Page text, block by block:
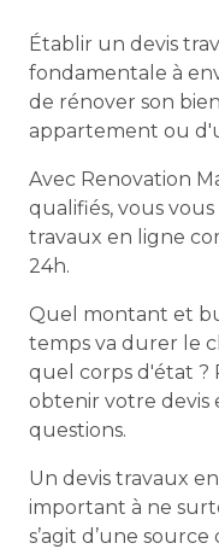
Établir un devis
fondamentale à
de rénover son
appartement ou
Avec Renovation
qualifiés, vous
travaux en ligne
24h.
Quel montant et
temps va durer le
quel corps d'état ?
obtenir votre devis
questions.
Un devis travaux
important à ne
s’agit d’une